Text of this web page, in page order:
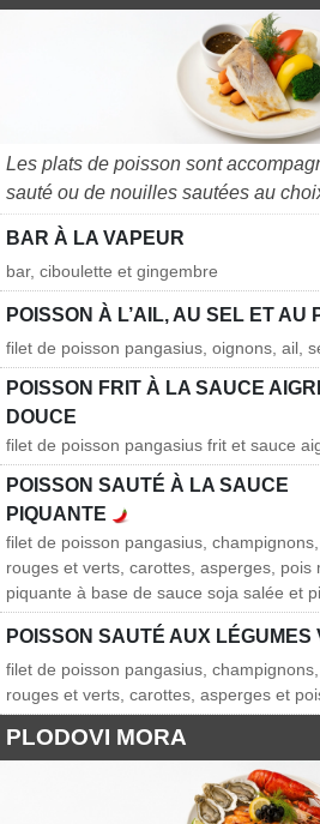
Les plats de poisson sont
sauté ou de nouilles sautées au
BAR À LA VAPEUR
bar, ciboulette et gingembre
POISSON À L’AIL, AU SEL ET AU
filet de poisson pangasius, oignons, ail,
POISSON FRIT À LA SAUCE
DOUCE
filet de poisson pangasius frit et sauce
POISSON SAUTÉ À LA SAUCE
PIQUANTE
filet de poisson pangasius,
rouges et verts, carottes, asperges, pois
piquante à base de sauce soja salée et
POISSON SAUTÉ AUX LÉGUMES
filet de poisson pangasius,
rouges et verts, carottes, asperges et
PLODOVI MORA